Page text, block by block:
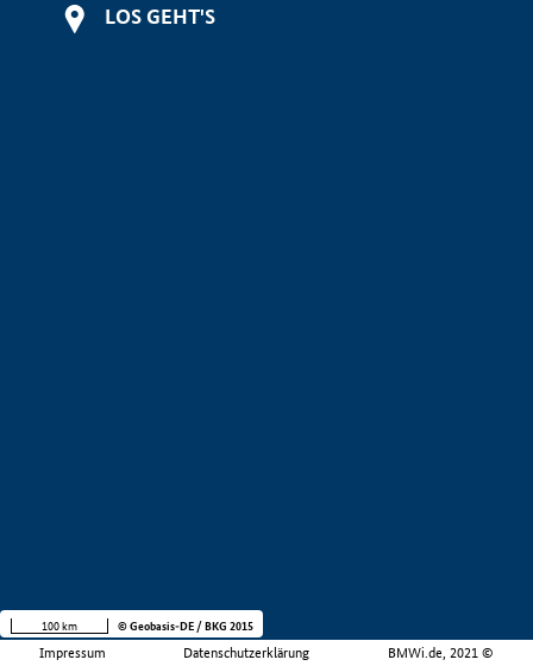
LOS GEHT'S
Impressum Datenschutzerklärung BMWi.de, 2021 ©
100 km © Geobasis-DE / BKG 2015